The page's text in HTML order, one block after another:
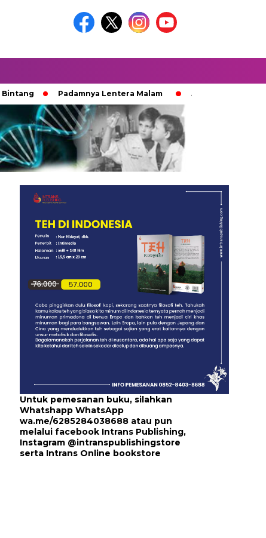
Padamnya Lentera Malam Jejak 100 Hari Pemburu
Untuk pemesanan buku, silahkan
Whatshapp WhatsApp
wa.me/6285284038688 atau pun
melalui facebook Intrans Publishing,
Instagram @intranspublishingstore
serta Intrans Online bookstore